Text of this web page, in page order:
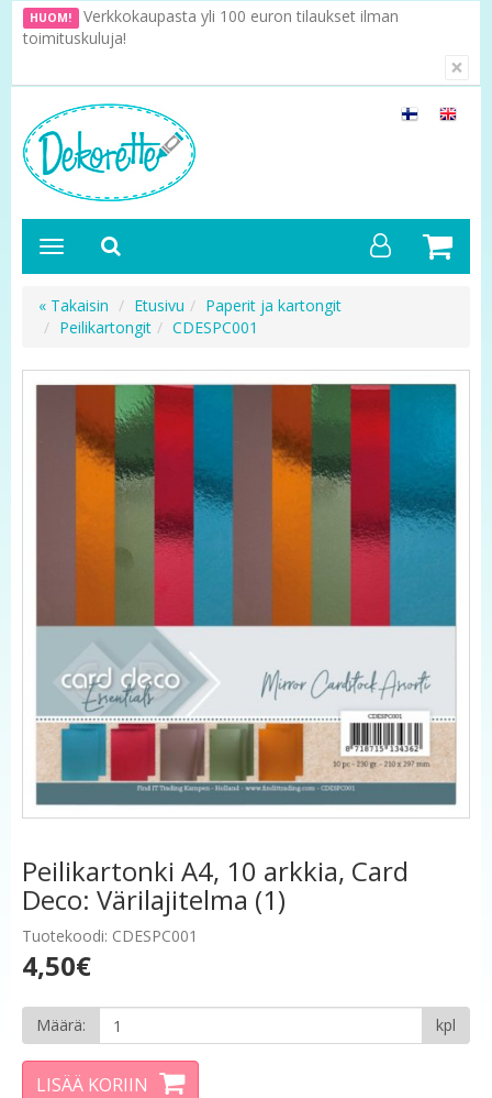
HUOM! Verkkokaupasta yli 100 euron tilaukset ilman
toimituskuluja!
×
« Takaisin Etusivu
Paperit ja kartongit
Peilikartongit
CDESPC001
Peilikartonki A4, 10 arkkia, Card
Deco: Värilajitelma (1)
Tuotekoodi: CDESPC001
4,50€
Määrä: kpl
LISÄÄ KORIIN